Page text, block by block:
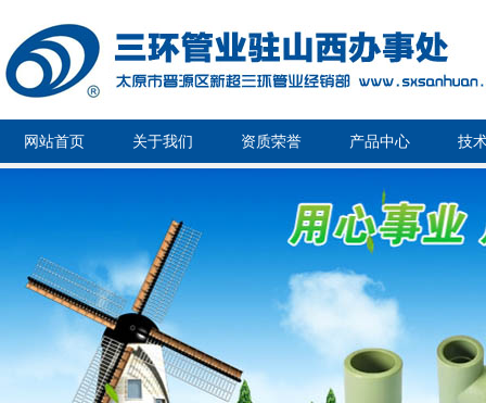
网站首页 关于我们 资质荣誉 产品中心 技